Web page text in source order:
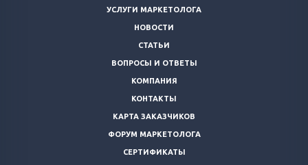
УСЛУГИ МАРКЕТОЛОГА
НОВОСТИ
СТАТЬИ
ВОПРОСЫ И ОТВЕТЫ
КОМПАНИЯ
КОНТАКТЫ
КАРТА ЗАКАЗЧИКОВ
ФОРУМ МАРКЕТОЛОГА
СЕРТИФИКАТЫ